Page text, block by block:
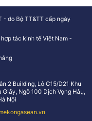
- do Bộ TT&TT cấp ngày
tác kinh tế Việt Nam -
2 Building, Lô C15/D21 Khu
Giấy, Ngõ 100 Dịch Vọng Hâụ,
Nội